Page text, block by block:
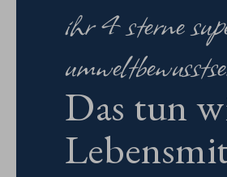
ihr 4 sterne
Das tun